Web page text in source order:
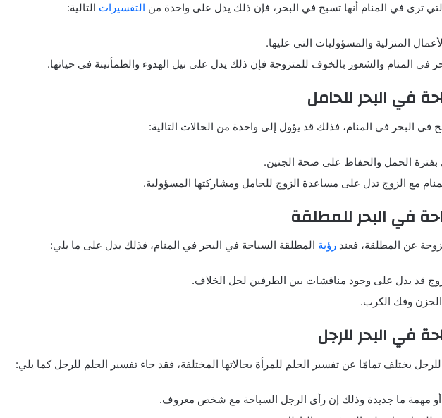
ترى في المنام أنها تسبح في البحر، فإن ذلك يدل على واحدة من التفسيرات التالية:
المنزلية والمسؤوليات التي عليها.
في المنام والشعور بالخوف للمتزوجة فإن ذلك يدل على نيل الهدوء والطمأنينة في حياتها.
في البحر في المنام، فذلك قد يؤول إلى واحدة من الحالات التالية:
بفترة الحمل والحفاظ على صحة الجنين.
مع الزوج تدل على مساعدة الزوج للحامل ومشاركتها المسؤولية.
عن المطلقة، فعند رؤية المطلقة السباحة في البحر في المنام، فذلك يدل على ما يلي:
قد يدل على وجود مناقشات بين الطرفين لحل الخلاف.
الحزن وفك الكرب.
يختلف تمامًا عن تفسير الحلم للمرأة بحالاتها المختلفة، فقد جاء تفسير الحلم للرجل كما يلي:
مهمة ما جديدة وذلك إن رأى الرجل السباحة مع شخص معروف.